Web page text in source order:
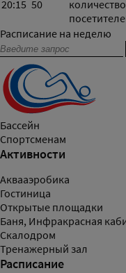
20:15 50
количество
Расписание на неделю
Бассейн
Спортсменам
Активности
Аквааэробика
Гостиница
Открытые площадки
Баня, Инфракрасная
Скалодром
Тренажерный зал
Расписание